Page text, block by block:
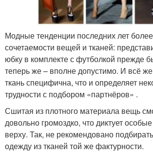
Модные тенденции последних лет
сочетаемости вещей и тканей:
юбку в комплекте с футболкой прежде
теперь же – вполне допустимо. И всё
ткань специфична, что и определяет
трудности с подбором «партнёров» .
Сшитая из плотного материала вещь
довольно громоздко, что диктует
верху. Так, не рекомендовано
одежду из тканей той же фактурности.